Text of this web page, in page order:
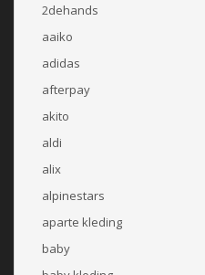
2dehands
aaiko
adidas
afterpay
akito
aldi
alix
alpinestars
aparte kleding
baby